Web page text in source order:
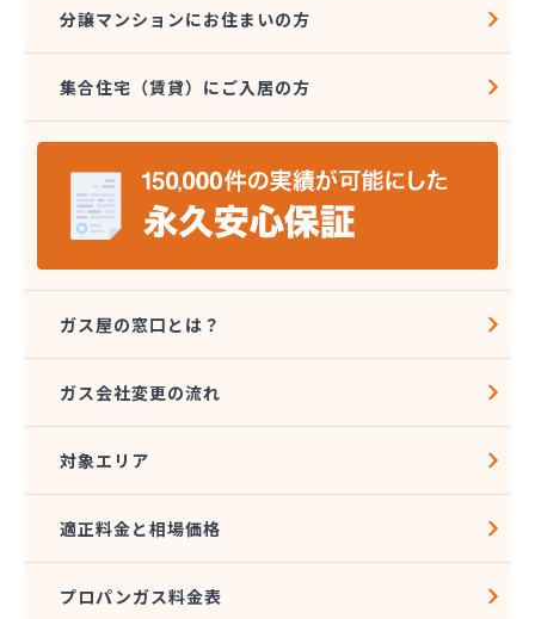
株式会社ガスパル 仙台東販売所
株式会社コープエナジー東北
株式会社トキワ 東北支店 ガスグループ南店
株式会社ヌマタ
株式会社バーシティハウス
株式会社ホラグチ
株式会社ミツウロコヴェッセル 東北石巻店
株式会社ミツウロコヴェッセル 東北仙台店
株式会社ヤマボシ渡辺商店
株式会社やまもとや商店
株式会社永沼
株式会社塩釜商会
株式会社岡部商店
株式会社岩城屋商店 ガスセンター
株式会社菊地安兵衛商店
株式会社光商会宮城
分譲マンションにお住まいの方
集合住宅（賃貸）にご入居の方
ガス屋の窓口とは？
ガス会社変更の流れ
対象エリア
適正料金と相場価格
プロパンガス料金表